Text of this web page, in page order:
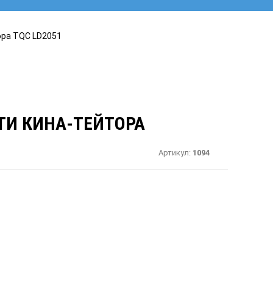
TQC LD2051
КИНА-ТЕЙТОРА
Артикул: 1094